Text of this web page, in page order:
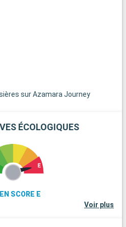
sur Azamara Journey
ÉCOLOGIQUES
SCORE E
Voir plus